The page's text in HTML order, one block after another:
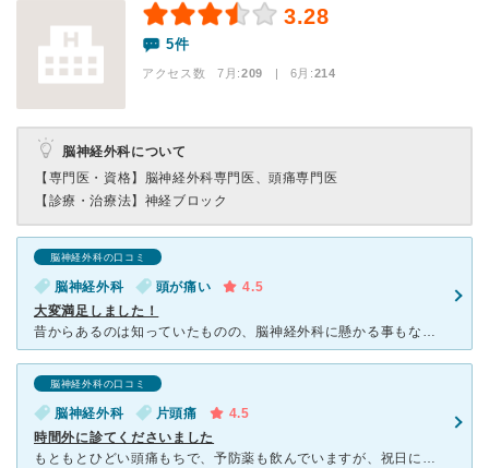
3.28
5件
アクセス数 7月:209 | 6月:214
脳神経外科について
【専門医・資格】 脳神経外科専門医、頭痛専門医
【診療・治療法】 神経ブロック
脳神経外科の口コミ
脳神経外科 頭が痛い
4.5
大変満足しました！
昔からあるのは知っていたものの、脳神経外科に懸かる事もなく通り過ぎていました。 更年期になりあちこちに不具合が出始め、頭痛で受診しました。 医師や看護師さん、受付の方皆さんお優しく親身に診てくださりあ
脳神経外科の口コミ
脳神経外科 片頭痛
4.5
時間外に診てくださいました
もともとひどい頭痛もちで、予防薬も飲んでいますが、祝日に後頭部がどうしようもなく痛くなり、ひどく嘔吐しました。 不安になって、自宅から近く、ホームページにも救急対応と書いてありましたので、家族に電話